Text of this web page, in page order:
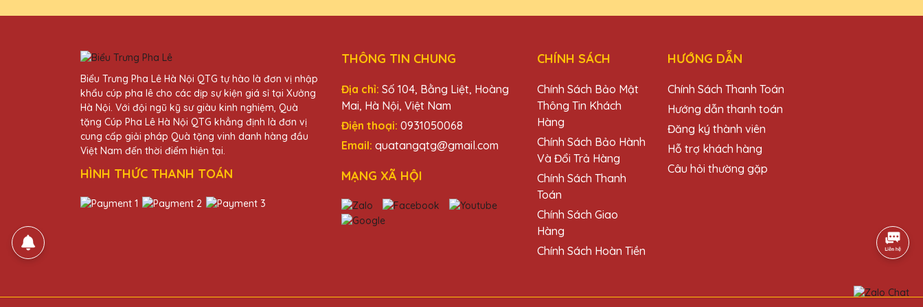
Phạm Văn Đạt
25/11/2025
Cảm ơn Quà Tặng Pha Lê QTG đã mang đến những chiếc cúp pha lê tuyệt vời cho sự kiện của chúng tôi. Rất hài lòng!
Trần Văn Hải
Tôi rất hài lòng với những chiếc cúp pha lê của Quà Tặng Pha Lê QTG. Chúng thật sự rất đẹp và đẳng cấp!
Đỗ Thị Ngân
Biểu Trưng Pha Lê Hà Nội QTG tự hào là đơn vị nhập
khẩu cúp pha lê cho các dịp sự kiện giá sỉ tại Xưởng
Hà Nội. Với đội ngũ kỹ sư giàu kinh nghiệm, Quà
tặng Cúp Pha Lê Hà Nội QTG khẳng định là đơn vị
cung cấp giải pháp Quà tặng vinh danh hàng đầu
Việt Nam đến thời điểm hiện tại.
HÌNH THỨC THANH TOÁN
THÔNG TIN CHUNG
Địa chỉ: Số 104, Bằng Liệt, Hoàng
Mai, Hà Nội, Việt Nam
Điện thoại: 0931050068
Email: quatangqtg@gmail.com
MẠNG XÃ HỘI
CHÍNH SÁCH
Chính Sách Bảo Mật
Thông Tin Khách
Hàng
Chính Sách Bảo Hành
Và Đổi Trả Hàng
Chính Sách Thanh
Toán
Chính Sách Giao
Hàng
Chính Sách Hoàn Tiền
HƯỚNG DẪN
Chính Sách Thanh Toán
Hướng dẫn thanh toán
Đăng ký thành viên
Hỗ trợ khách hàng
Câu hỏi thường gặp